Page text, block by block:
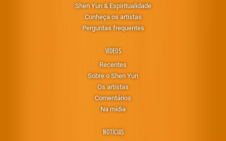
Shen Yun & Espiritualidade
Conheça os artistas
Perguntas frequentes
VÍDEOS
Recentes
Sobre o Shen Yun
Os artistas
Comentários
Na mídia
NOTÍCIAS